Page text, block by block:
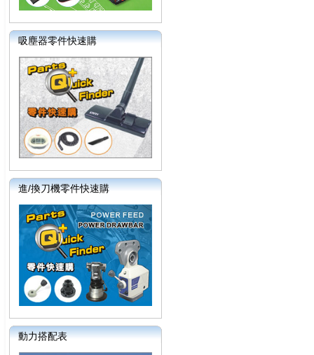
吸塵器零件快速購
進/換刀機零件快速購
動力搭配表